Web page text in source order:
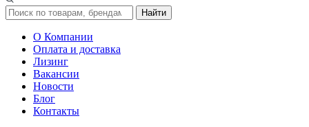
Найти
О Компании
Оплата и доставка
Лизинг
Вакансии
Новости
Блог
Контакты